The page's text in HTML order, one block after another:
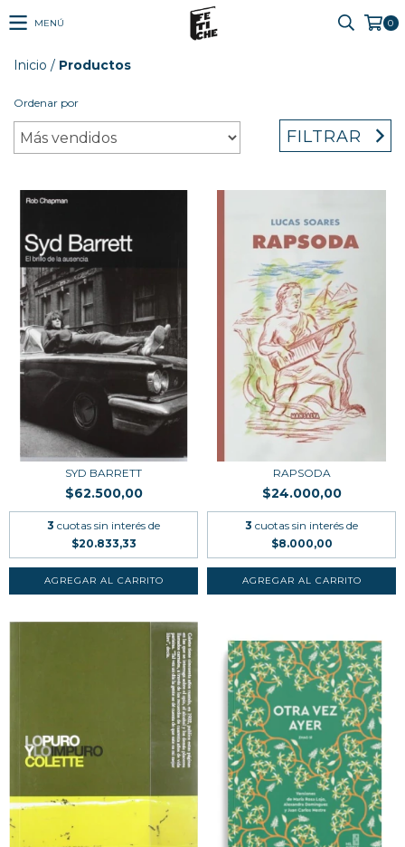
MENÚ 0
Inicio / Productos
Ordenar por
FILTRAR
SYD BARRETT
$62.500,00
3 cuotas sin interés de
$20.833,33
RAPSODA
$24.000,00
3 cuotas sin interés de
$8.000,00